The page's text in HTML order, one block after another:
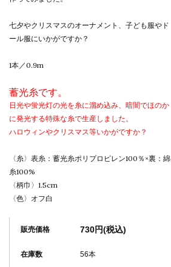
七夕やクリスマスのオーナメント、子ども服やド
ール服にいかがですか？
1本／0.9m
蓄光糸です。
日光や蛍光灯の光を糸に溜め込み、暗闇でほのか
に発光する特殊な糸で生産しました。
ハロウィンやクリスマス等いかがですか？
〈糸〉表糸：蓄光糸ポリプロピレン100％×裏：綿
糸100%
〈柄巾〉1.5cm
〈色〉オフ白
販売価格 730円(税込)
在庫数 56本